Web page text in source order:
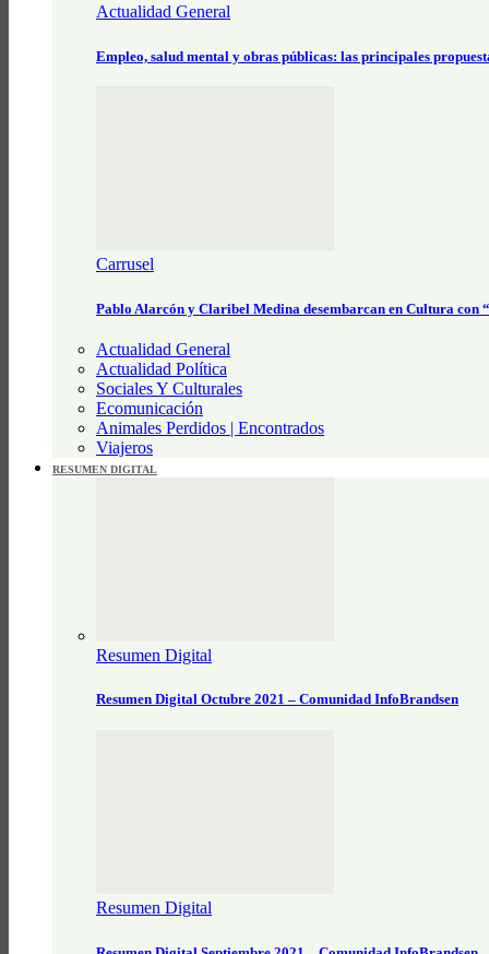
Actualidad General
Empleo, salud mental y obras públicas: las principales
Carrusel
Pablo Alarcón y Claribel Medina desembarcan en Cultura con
Actualidad General
Actualidad Política
Sociales Y Culturales
Ecomunicación
Animales Perdidos | Encontrados
Viajeros
RESUMEN DIGITAL
Resumen Digital
Resumen Digital Octubre 2021 – Comunidad InfoBrandsen
Resumen Digital